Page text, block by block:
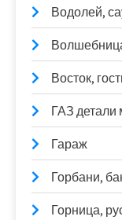
Водолей,
Восток,
ГАЗ
Гараж
Горбани,
Горница,